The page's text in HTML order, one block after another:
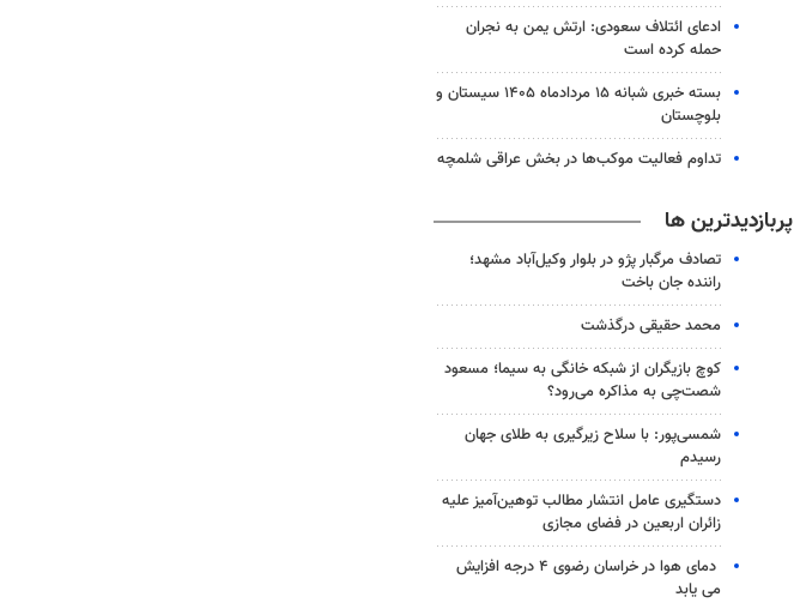
ادعای ائتلاف سعودی: ارتش یمن به نجران
حمله کرده است
بسته خبری شبانه ۱۵ مردادماه ۱۴۰۵ سیستان و
بلوچستان
تداوم فعالیت موکب‌ها در بخش عراقی شلمچه
پربازدیدترین ها
تصادف مرگبار پژو در بلوار وکیل‌آباد مشهد؛
راننده جان باخت
محمد حقیقی درگذشت
کوچ بازیگران از شبکه خانگی به سیما؛ مسعود
شصت‌چی به مذاکره می‌رود؟
شمسی‌پور: با سلاح زیرگیری به طلای جهان
رسیدم
دستگیری عامل انتشار مطالب توهین‌آمیز علیه
زائران اربعین در فضای مجازی
دمای هوا در خراسان رضوی ۴ درجه افزایش
می یابد